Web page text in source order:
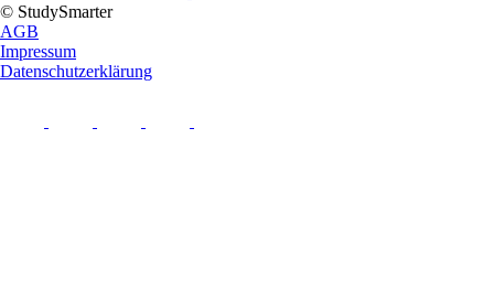
© StudySmarter
AGB
Impressum
Datenschutzerklärung